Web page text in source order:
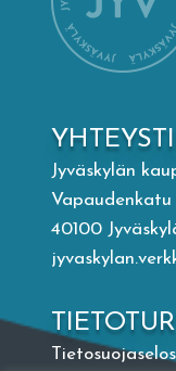
Kirjasto
Valon Kaupunki
Lasten Lysti &
English
Jyväskylän
Vapaudenkatu
40100